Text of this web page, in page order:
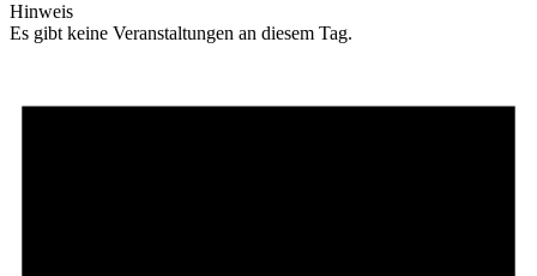
Hinweis
Es gibt keine Veranstaltungen an diesem Tag.